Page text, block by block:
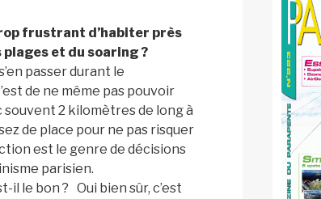
frustrant d’habiter près
et du soaring ?
passer durant le
de ne même pas pouvoir
souvent 2 kilomètres de long à
de place pour ne pas risquer
est le genre de décisions
parisien.
il le bon ? Oui bien sûr, c’est